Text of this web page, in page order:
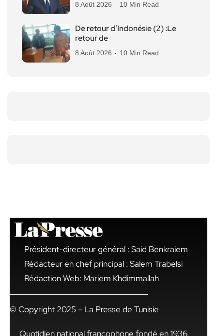
8 Août 2026 10 Min Read
De retour d’Indonésie (2) :Le
retour de
8 Août 2026 10 Min Read
Président-directeur général : Said Benkraiem
Rédacteur en chef principal : Salem Trabelsi
Rédaction Web: Mariem Khdimmallah
© Copyright 2025 – La Presse de Tunisie
Quotidien national francophone fondé en 1936,